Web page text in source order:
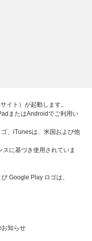
イト）が起動します。
またはAndroidでご利用い
、iTunesは、米国および他
に基づき使用されていま
Google Play ロゴは、
お知らせ